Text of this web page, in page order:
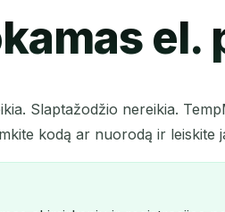
el.
Slaptažodžio nereikia.
kodą ar nuorodą ir leiskite